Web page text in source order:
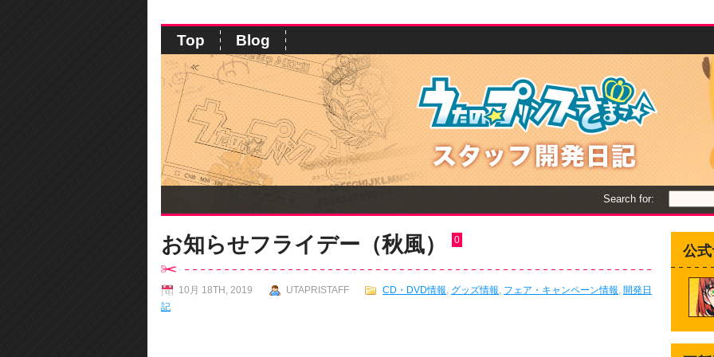
Top Blog
Search for:
お知らせフライデー（秋風） 0
10月 18TH, 2019 UTAPRISTAFF CD・DVD情報, グッズ情報, フェア・キャンペーン情報, 開発日
記
公